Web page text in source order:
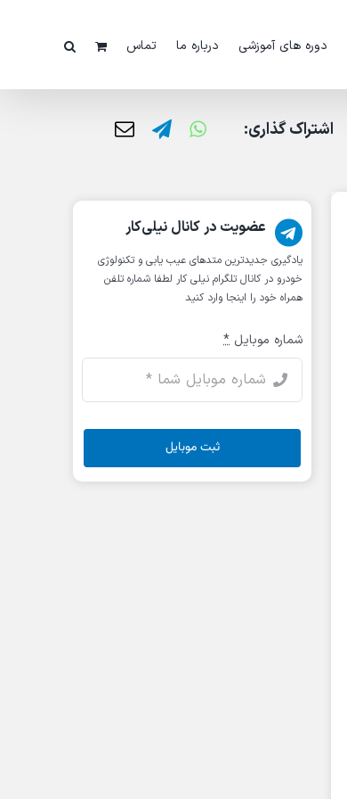
دوره های آموزشی درباره ما تماس
اشتراک گذاری:
عضویت در کانال نیلی‌کار
یادگیری جدیدترین متد‌های عیب یابی‌ و تکنولوژی
خودرو در کانال تلگرام نیلی کار لطفا شماره تلفن
همراه خود را اینجا وارد کنید
شماره موبایل *
ثبت موبایل